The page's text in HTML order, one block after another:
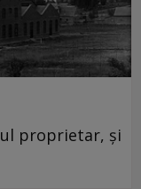
proprietar, și